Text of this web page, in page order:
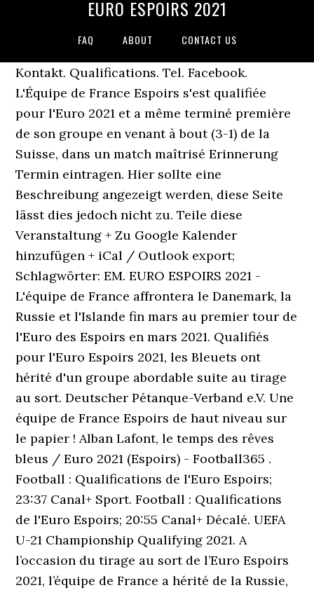
EURO ESPOIRS 2021
FAQ ABOUT CONTACT US
Kontakt. Qualifications. Tel. Facebook. ️
L'Équipe de France Espoirs s'est qualifiée
pour l'Euro 2021 et a même terminé première
de son groupe en venant à bout (3-1) de la
Suisse, dans un match maîtrisé Erinnerung
Termin eintragen. Hier sollte eine
Beschreibung angezeigt werden, diese Seite
lässt dies jedoch nicht zu. Teile diese
Veranstaltung + Zu Google Kalender
hinzufügen + iCal / Outlook export;
Schlagwörter: EM. EURO ESPOIRS 2021 -
L'équipe de France affrontera le Danemark, la
Russie et l'Islande fin mars au premier tour de
l'Euro des Espoirs en mars 2021. Qualifiés
pour l'Euro Espoirs 2021, les Bleuets ont
hérité d'un groupe abordable suite au tirage
au sort. Deutscher Pétanque-Verband e.V. Une
équipe de France Espoirs de haut niveau sur
le papier ! Alban Lafont, le temps des rêves
bleus / Euro 2021 (Espoirs) - Football365 .
Football : Qualifications de l'Euro Espoirs;
23:37 Canal+ Sport. Football : Qualifications
de l'Euro Espoirs; 20:55 Canal+ Décalé. UEFA
U-21 Championship Qualifying 2021. A
l’occasion du tirage au sort de l’Euro Espoirs
2021, l’équipe de France a hérité de la Russie,